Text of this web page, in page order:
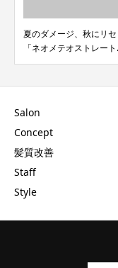
夏のダメージ、秋にリセ
「ネオメテオストレー
Salon
Concept
髪質改善
Staff
Style